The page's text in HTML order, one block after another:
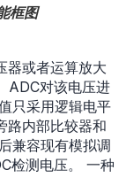
框图
器或者运算放大
ADC对该电压进
只采用逻辑电平
路内部比较器和
兼容现有模拟调
检测电压。 一种